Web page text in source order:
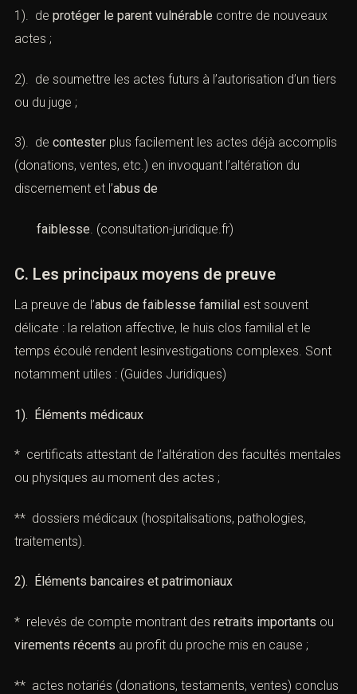
1). de protéger le parent vulnérable contre de nouveaux
actes ;
2). de soumettre les actes futurs à l’autorisation d’un tiers
ou du juge ;
3). de contester plus facilement les actes déjà accomplis
(donations, ventes, etc.) en invoquant l’altération du
discernement et l’abus de
faiblesse. (consultation-juridique.fr)
C. Les principaux moyens de preuve
La preuve de l’abus de faiblesse familial est souvent
délicate : la relation affective, le huis clos familial et le
temps écoulé rendent lesinvestigations complexes. Sont
notamment utiles : (Guides Juridiques)
1). Éléments médicaux
* certificats attestant de l’altération des facultés mentales
ou physiques au moment des actes ;
** dossiers médicaux (hospitalisations, pathologies,
traitements).
2). Éléments bancaires et patrimoniaux
* relevés de compte montrant des retraits importants ou
virements récents au profit du proche mis en cause ;
** actes notariés (donations, testaments, ventes) conclus